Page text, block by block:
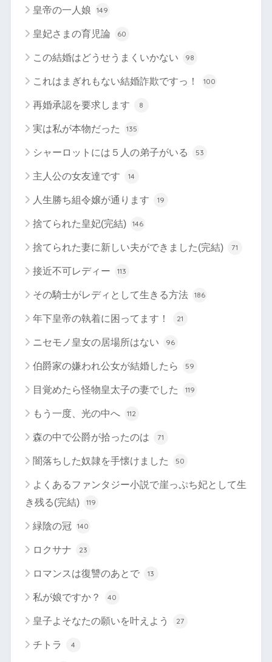
皇帝の一人娘 149
皇妃さまの育児論 60
この結婚はどうせうまくいかない 98
これはまぎれもない結婚詐欺ですっ！ 100
再婚承認を要求します 8
実は私が本物だった 135
シャーロットには５人の弟子がいる 53
主人公の女友達です 14
人生勝ち組令嬢が通ります 19
捨てられた皇妃(完結) 146
捨てられた妻に新しい夫ができました(完結) 71
接近不可レディー 113
その騎士がレディとして生きる方法 186
年下皇帝の執着に困ってます！ 21
ニセモノ皇女の居場所はない 96
伯爵家の嫌われ公女が結婚したら 59
目覚めたら怪物皇太子の妻でした 119
もう一度、光の中へ 112
森の中で公爵が拾ったのは 71
闇落ちした奴隷を手懐けました 50
よくあるファンタジー小説で崖っぷち妃として生
き残る(完結)
119
緑陰の冠 140
ロクサナ 23
ロマンスは復讐のあとで 13
私が娘ですか？ 40
皇子よそなたの願いを叶えよう 27
チトラ 4